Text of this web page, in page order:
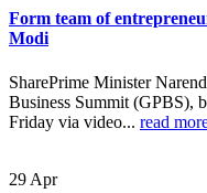
Form team of
Modi
SharePrime Minister
Business Summit (GPBS),
Friday via video... read
29 Apr